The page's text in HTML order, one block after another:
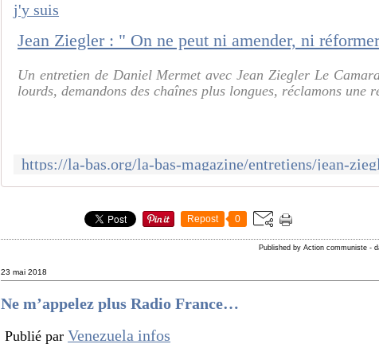
Un entretien de Daniel Mermet avec Jean Ziegler Le
lourds, demandons des chaînes plus longues, réclamons une
Repost 0
Published by Action communiste -
23 mai 2018
Ne m’appelez plus Radio France…
Publié parVenezuela infos